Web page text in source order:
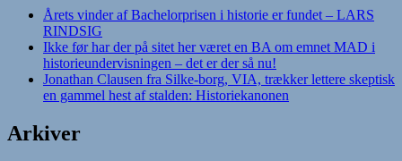
Årets vinder af Bachelorprisen i historie er fundet – LARS
RINDSIG
Ikke før har der på sitet her været en BA om emnet MAD i
historieundervisningen – det er der så nu!
Jonathan Clausen fra Silke-borg, VIA, trækker lettere skeptisk
en gammel hest af stalden: Historiekanonen
Arkiver